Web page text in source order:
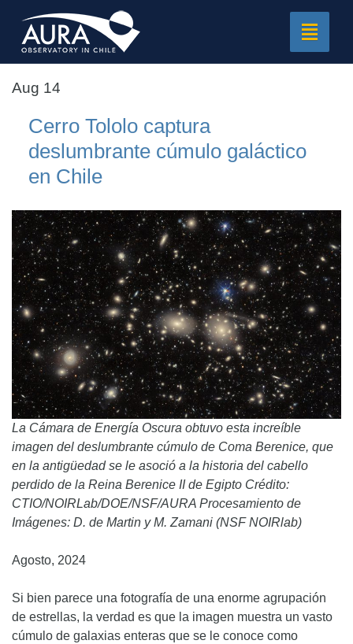
Toggle
Aug 14
Cerro Tololo captura
deslumbrante cúmulo galáctico
en Chile
La Cámara de Energía Oscura obtuvo esta increíble
imagen del deslumbrante cúmulo de Coma Berenice, que
en la antigüedad se le asoció a la historia del cabello
perdido de la Reina Berenice II de Egipto Crédito:
CTIO/NOIRLab/DOE/NSF/AURA Procesamiento de
Imágenes: D. de Martin y M. Zamani (NSF NOIRlab)
Agosto, 2024
Si bien parece una fotografía de una enorme agrupación
de estrellas, la verdad es que la imagen muestra un vasto
cúmulo de galaxias enteras que se le conoce como